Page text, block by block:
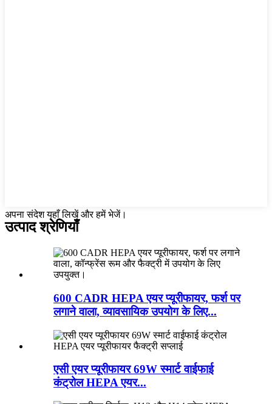
अपना संदेश यहाँ लिखें और हमें भेजें।
उत्पाद श्रेणियाँ
600 CADR HEPA एयर प्यूरीफायर, फर्श पर
लगाने वाला, व्यावसायिक उपयोग के लिए...
एसी एयर प्यूरीफायर 69W स्मार्ट वाईफाई
कंट्रोल HEPA एयर...